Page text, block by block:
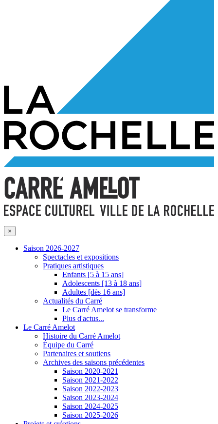
×
Saison 2026-2027
Spectacles et expositions
Pratiques artistiques
Enfants [5 à 15 ans]
Adolescents [13 à 18 ans]
Adultes [dès 16 ans]
Actualités du Carré
Le Carré Amelot se transforme
Plus d'actus...
Le Carré Amelot
Histoire du Carré Amelot
Équipe du Carré
Partenaires et soutiens
Archives des saisons précédentes
Saison 2020-2021
Saison 2021-2022
Saison 2022-2023
Saison 2023-2024
Saison 2024-2025
Saison 2025-2026